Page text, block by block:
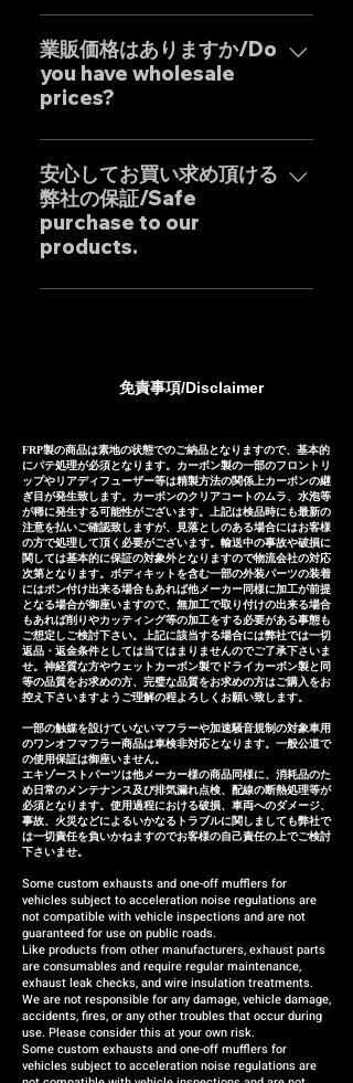
with the motto of achieving the
ultimate sound. It is a product
that combines the Japanese
"monozukuri" (craftsmanship)
design by our dedicated in-
house Japanese designers,
ensuring high precision and
outstanding cost
performance.
only to domestic customers
but to customers around the
world. For sound clips, please
feel free to contact us
individually.
弊社のマフラーはお客様のご要望
に最大限応えるべく完全にテーラ
ーメイドの受注生産となりますの
で、一部の商品を除き通常の納期
りますので発送地域により前後致
します。 ・ステンレス製マフラ
ー：25-30日前後 ・チタン製マフ
ラー：35-40日前後 Our Exhaust
are basically tailor-made to
times are as follows. *The
guide including domestic
delivery days in japan, and may
vary depending on the
shipping country. Stainless
steel Exhaust system:
approximately 25-30 days
Titanium Exhaust system:
approximately 35-40 days
業販価格はありますか/Do
you have wholesale
prices?
業販価格ほぼ全ての商品に設定し
ておりますのでお気軽にご相談く
ださいませ。 Wholesale prices
are set for almost all products,
so please feel free to inquire.
安心してお買い求め頂ける
弊社の保証/Safe
purchase to our
products.
弊社のマフラーは国内外のお客様
密に製作されておりますが、万が
一微調整ができずに取り付けが出
商品の瑕疵などに対しましては代
替品やご返金(返金額はケースバイ
ケース)にてご対応させて頂いてお
ります。 Our exhaust systems
are sold to numerous
customers both domestically
and internationally and are
precisely manufactured based
on extensive fitting data.
However, in the unlikely event
that the exhaust system
cannot be installed due to
inability to make minor
adjustments or if there are
defects within three months of
installation, we will respond by
providing a replacement or a
refund (the refund amount will
be case-by-case).
免責事項/Disclaimer
FRP製の商品は素地の状態でのご納品となりますので、基本的
にパテ処理が必須となります。カーボン製の一部のフロントリ
ップやリアディフューザー等は精製方法の関係上カーボンの継
ぎ目が発生致します。カーボンのクリアコートのムラ、水泡等
が稀に発生する可能性がございます。上記は検品時にも最新の
注意を払いご確認致しますが、見落としのある場合にはお客様
の方で処理して頂く必要がございます。輸送中の事故や破損に
関しては基本的に保証の対象外となりますので物流会社の対応
次第となります。ボディキットを含む一部の外装パーツの装着
にはポン付け出来る場合もあれば他メーカー同様に加工が前提
となる場合が御座いますので、無加工で取り付けの出来る場合
もあれば削りやカッティング等の加工をする必要がある事態も
ご想定しご検討下さい。上記に該当する場合には弊社では一切
返品・返金条件としては当てはまりませんのでご了承下さいま
せ。神経質な方やウェットカーボン製でドライカーボン製と同
等の品質をお求めの方、完璧な品質をお求めの方はご購入をお
控え下さいますようご理解の程よろしくお願い致します。
一部の触媒を設けていないマフラーや加速騒音規制の対象車用
のワンオフマフラー商品は車検非対応となります。一般公道で
の使用保証は御座いません。
エキゾーストパーツは他メーカー様の商品同様に、消耗品のた
め日常のメンテナンス及び排気漏れ点検、配線の断熱処理等が
必須となります。使用過程における破損、車両へのダメージ、
事故、火災などによるいかなるトラブルに関しましても弊社で
は一切責任を負いかねますのでお客様の自己責任の上でご検討
下さいませ。
Some custom exhausts and one-off mufflers for
vehicles subject to acceleration noise regulations are
not compatible with vehicle inspections and are not
guaranteed for use on public roads.
Like products from other manufacturers, exhaust parts
are consumables and require regular maintenance,
exhaust leak checks, and wire insulation treatments.
We are not responsible for any damage, vehicle damage,
accidents, fires, or any other troubles that occur during
use. Please consider this at your own risk.
Some custom exhausts and one-off mufflers for
vehicles subject to acceleration noise regulations are